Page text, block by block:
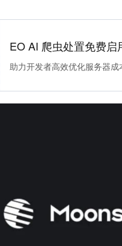
EO AI 爬虫处置免费启
助力开发者高效优化服务器